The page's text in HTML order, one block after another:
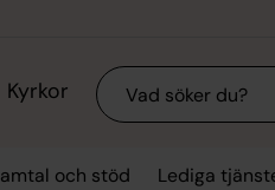
Kyrkor Sök
och stöd Lediga